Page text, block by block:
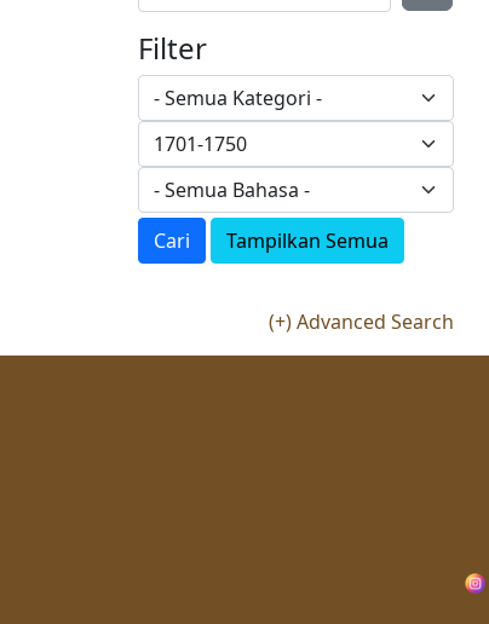
Filter
Cari Tampilkan Semua
(+) Advanced Search